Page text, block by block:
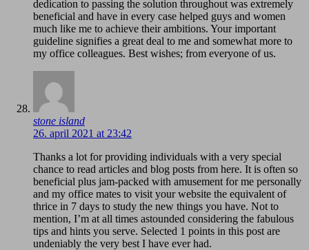
dedication to passing the solution throughout was extremely
beneficial and have in every case helped guys and women
much like me to achieve their ambitions. Your important
guideline signifies a great deal to me and somewhat more to
my office colleagues. Best wishes; from everyone of us.
stone island
26. april 2021 at 23:42
Thanks a lot for providing individuals with a very special
chance to read articles and blog posts from here. It is often so
beneficial plus jam-packed with amusement for me personally
and my office mates to visit your website the equivalent of
thrice in 7 days to study the new things you have. Not to
mention, I’m at all times astounded considering the fabulous
tips and hints you serve. Selected 1 points in this post are
undeniably the very best I have ever had.